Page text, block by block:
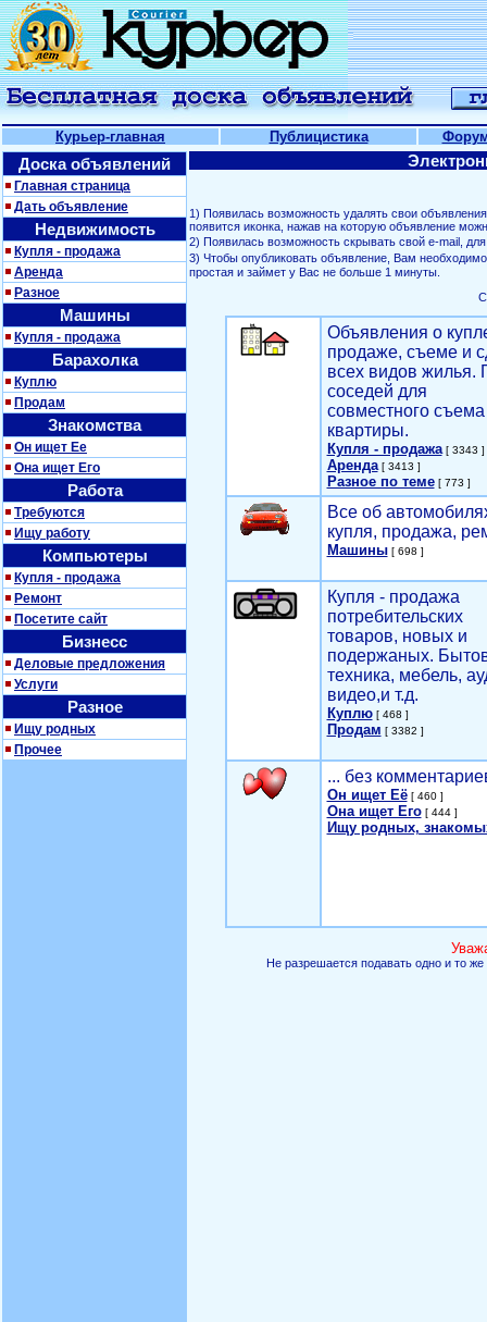
Курьер-главная Публицистика
Доска объявлений
Главная страница
Дать объявление
Недвижимость
Купля - продажа
Аренда
Разное
Машины
Купля - продажа
Барахолка
Куплю
Продам
Знакомства
Он ищет Ее
Она ищет Его
Работа
Требуются
Ищу работу
Компьютеры
Купля - продажа
Ремонт
Посетите сайт
Бизнесс
Деловые предложения
Услуги
Разное
Ищу родных
Прочее
1) Появилась возможность удалять свои
появится иконка, нажав на которую объявление
2) Появилась возможность скрывать свой е-mail,
3) Чтобы опубликовать объявление, Вам
простая и займет у Вас не больше 1 минуты.
Объявления о
продаже, съеме и
всех видов жилья.
соседей для
совместного съема
квартиры.
Купля - продажа[ 3343 ]
Аренда[ 3413 ]
Разное по теме[ 773 ]
Все об
купля, продажа,
Машины[ 698 ]
Купля - продажа
потребительских
товаров, новых и
подержаных.
техника, мебель,
видео,и т.д.
Куплю[ 468 ]
Продам [ 3382 ]
... без
Он ищет Её[ 460 ]
Она ищет Его[ 444 ]
Ищу родных,
Не разрешается подавать одно и то